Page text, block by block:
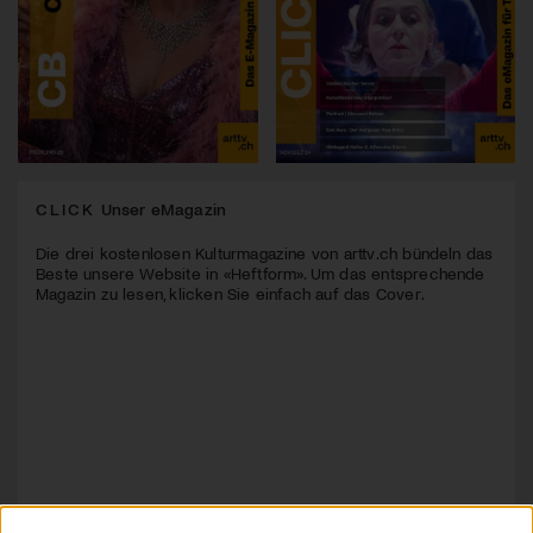
CLICK Unser eMagazin
Die drei kostenlosen Kulturmagazine von arttv.ch bündeln das
Beste unsere Website in «Heftform». Um das entsprechende
Magazin zu lesen, klicken Sie einfach auf das Cover.